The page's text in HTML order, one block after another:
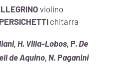
violino
chitarra
H. Villa-Lobos, P. De
de Aquino, N. Paganini